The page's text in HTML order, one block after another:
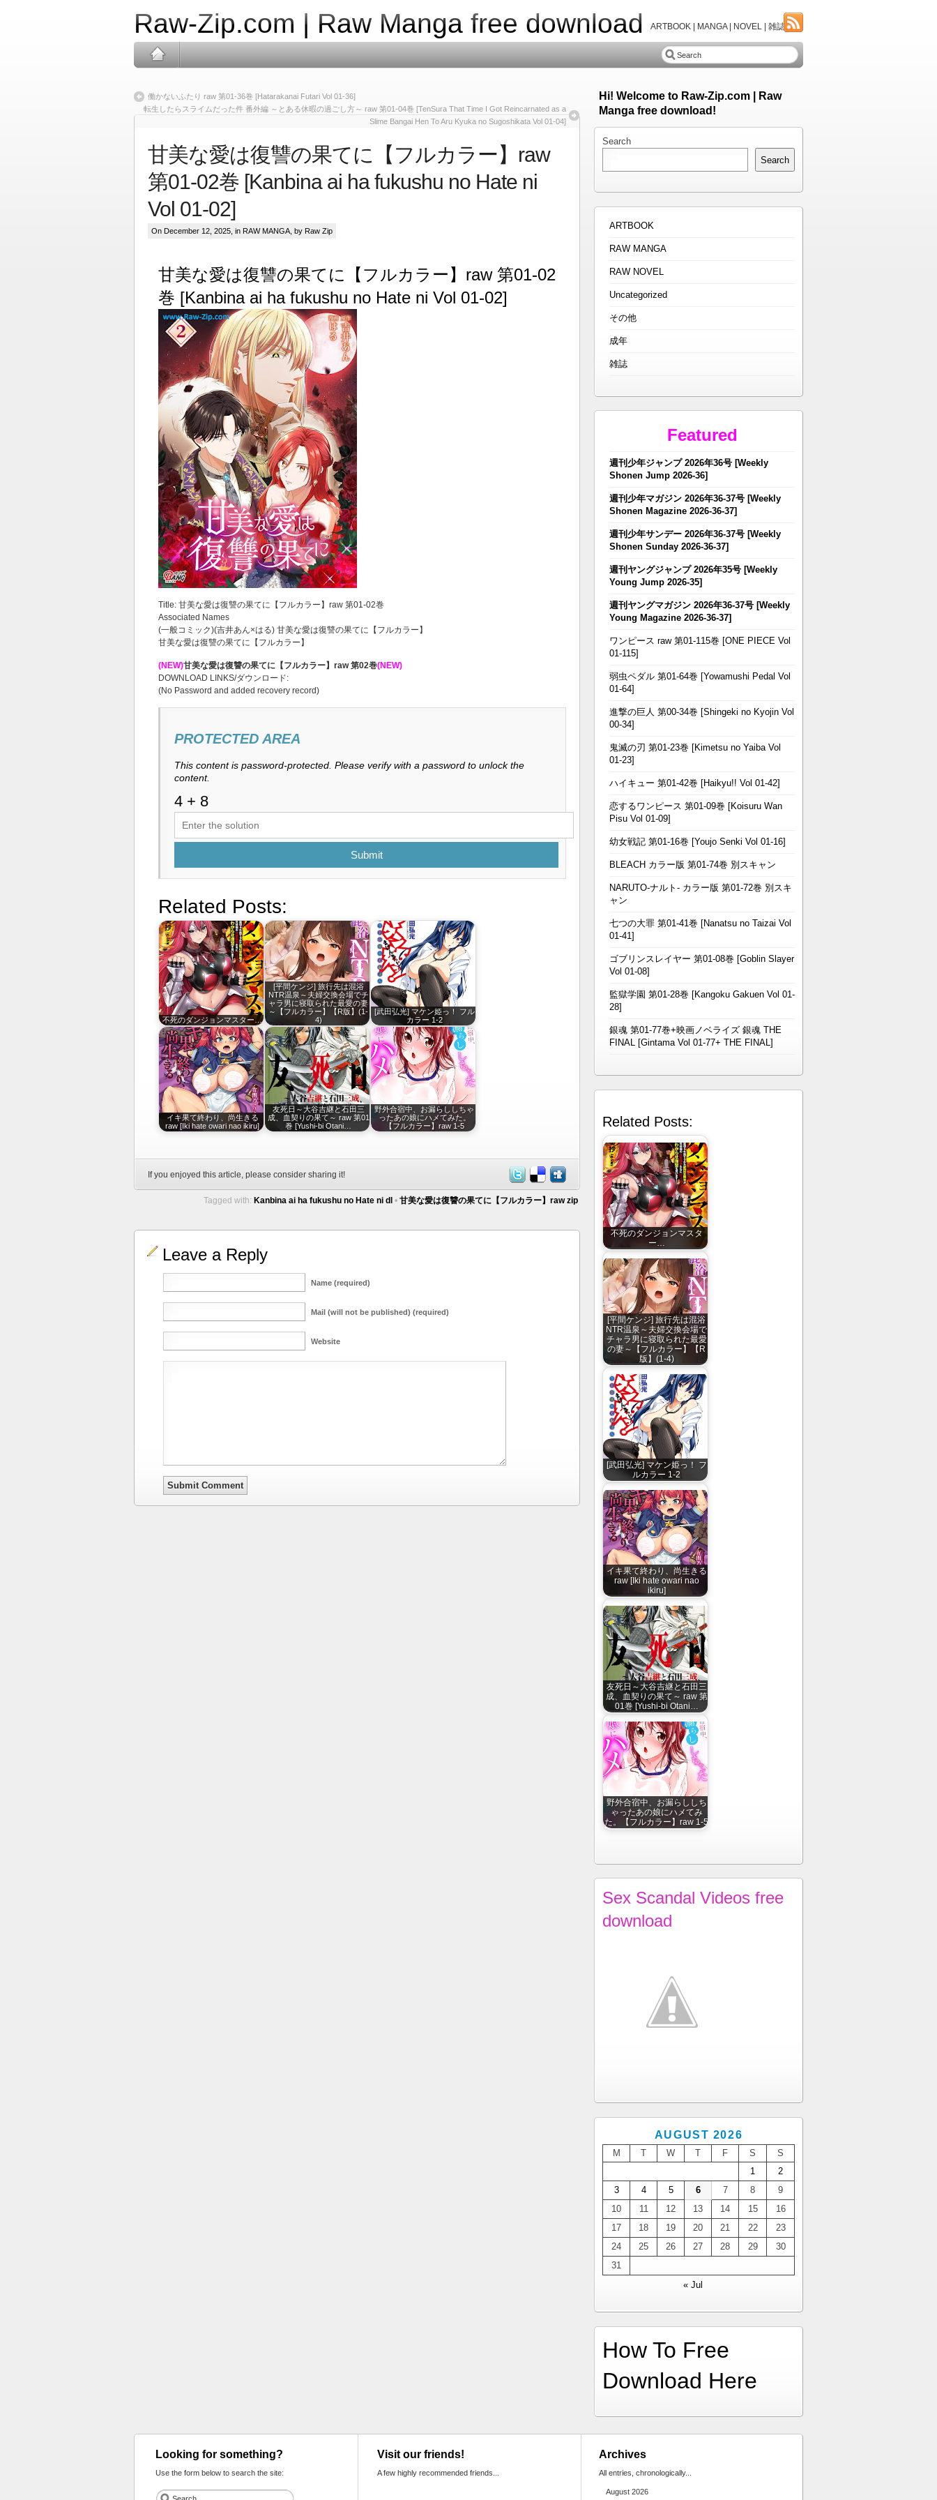
Raw-Zip.com | Raw Manga free download ARTBOOK | MANGA | NOVEL | 雑誌
働かないふたり raw 第01-36巻 [Hatarakanai Futari Vol 01-36]
転生したらスライムだった件 番外編 ～とある休暇の過ごし方～ raw 第01-04巻 [TenSura That Time I Got Reincarnated as a
Slime Bangai Hen To Aru Kyuka no Sugoshikata Vol 01-04]
甘美な愛は復讐の果てに【フルカラー】raw
第01-02巻 [Kanbina ai ha fukushu no Hate ni
Vol 01-02]
On December 12, 2025, in RAW MANGA , by Raw Zip
甘美な愛は復讐の果てに【フルカラー】raw 第01-02
巻 [Kanbina ai ha fukushu no Hate ni Vol 01-02]
Title: 甘美な愛は復讐の果てに【フルカラー】raw 第01-02巻
Associated Names
(一般コミック)(吉井あん×はる) 甘美な愛は復讐の果てに【フルカラー】
甘美な愛は復讐の果てに【フルカラー】
(NEW)甘美な愛は復讐の果てに【フルカラー】raw 第02巻(NEW)
DOWNLOAD LINKS/ダウンロード:
(No Password and added recovery record)
PROTECTED AREA
This content is password-protected. Please verify with a password to unlock the
content.
Submit
Related Posts:
不死のダンジョンマスター…
[平間ケンジ] 旅行先は混浴
NTR温泉～夫婦交換会場でチ
ャラ男に寝取られた最愛の妻
～【フルカラー】【R版】(1-
4)
[武田弘光] マケン姫っ！ フル
カラー 1-2
イキ果て終わり、尚生きる
raw [Iki hate owari nao ikiru]
友死日～大谷吉継と石田三
成、血契りの果て～ raw 第01
巻 [Yushi-bi Otani…
野外合宿中、お漏らししちゃ
ったあの娘にハメてみた。
【フルカラー】raw 1-5
If you enjoyed this article, please consider sharing it!
Tagged with: Kanbina ai ha fukushu no Hate ni dl • 甘美な愛は復讐の果てに【フルカラー】raw zip
Leave a Reply
Name (required)
Mail (will not be published) (required)
Website
Hi! Welcome to Raw-Zip.com | Raw
Manga free download!
Search
Search
ARTBOOK
RAW MANGA
RAW NOVEL
Uncategorized
その他
成年
雑誌
Featured
週刊少年ジャンプ 2026年36号 [Weekly
Shonen Jump 2026-36]
週刊少年マガジン 2026年36-37号 [Weekly
Shonen Magazine 2026-36-37]
週刊少年サンデー 2026年36-37号 [Weekly
Shonen Sunday 2026-36-37]
週刊ヤングジャンプ 2026年35号 [Weekly
Young Jump 2026-35]
週刊ヤングマガジン 2026年36-37号 [Weekly
Young Magazine 2026-36-37]
ワンピース raw 第01-115巻 [ONE PIECE Vol
01-115]
弱虫ペダル 第01-64巻 [Yowamushi Pedal Vol
01-64]
進撃の巨人 第00-34巻 [Shingeki no Kyojin Vol
00-34]
鬼滅の刃 第01-23巻 [Kimetsu no Yaiba Vol
01-23]
ハイキュー 第01-42巻 [Haikyu!! Vol 01-42]
恋するワンピース 第01-09巻 [Koisuru Wan
Pisu Vol 01-09]
幼女戦記 第01-16巻 [Youjo Senki Vol 01-16]
BLEACH カラー版 第01-74巻 別スキャン
NARUTO-ナルト- カラー版 第01-72巻 別スキ
ャン
七つの大罪 第01-41巻 [Nanatsu no Taizai Vol
01-41]
ゴブリンスレイヤー 第01-08巻 [Goblin Slayer
Vol 01-08]
監獄学園 第01-28巻 [Kangoku Gakuen Vol 01-
28]
銀魂 第01-77巻+映画ノベライズ 銀魂 THE
FINAL [Gintama Vol 01-77+ THE FINAL]
Related Posts:
不死のダンジョンマスタ
ー…
[平間ケンジ] 旅行先は混浴
NTR温泉～夫婦交換会場で
チャラ男に寝取られた最愛
の妻～【フルカラー】【R
版】(1-4)
[武田弘光] マケン姫っ！ フ
ルカラー 1-2
イキ果て終わり、尚生きる
raw [Iki hate owari nao
ikiru]
友死日～大谷吉継と石田三
成、血契りの果て～ raw 第
01巻 [Yushi-bi Otani…
野外合宿中、お漏らししち
ゃったあの娘にハメてみ
た。【フルカラー】raw 1-5
Sex Scandal Videos free
download
AUGUST 2026
M T W T F S
S
1
2
3
4 5 6 7 8
9
10
11 12 13 14 15
16
17
18 19 20 21 22
23
24
25 26 27 28 29
30
31
« Jul
How To Free
Download Here
Looking for something?
Use the form below to search the site:
Visit our friends!
A few highly recommended friends...
Archives
All entries, chronologically...
August 2026